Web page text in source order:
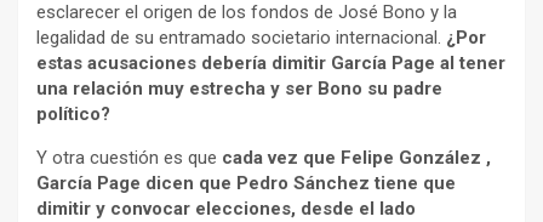
esclarecer el origen de los fondos de José Bono y la
legalidad de su entramado societario internacional. ¿Por
estas acusaciones debería dimitir García Page al tener
una relación muy estrecha y ser Bono su padre
político?
Y otra cuestión es que cada vez que Felipe González ,
García Page dicen que Pedro Sánchez tiene que
dimitir y convocar elecciones, desde el lado